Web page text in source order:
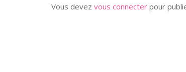
Vous devez vous connecter pour